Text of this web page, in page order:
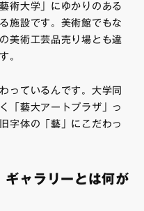
術大学」にゆかりのある
施設です。美術館でもな
美術工芸品売り場とも違
。
っているんです。大学同
「藝大アートプラザ」っ
字体の「藝」にこだわっ
ャラリーとは何が